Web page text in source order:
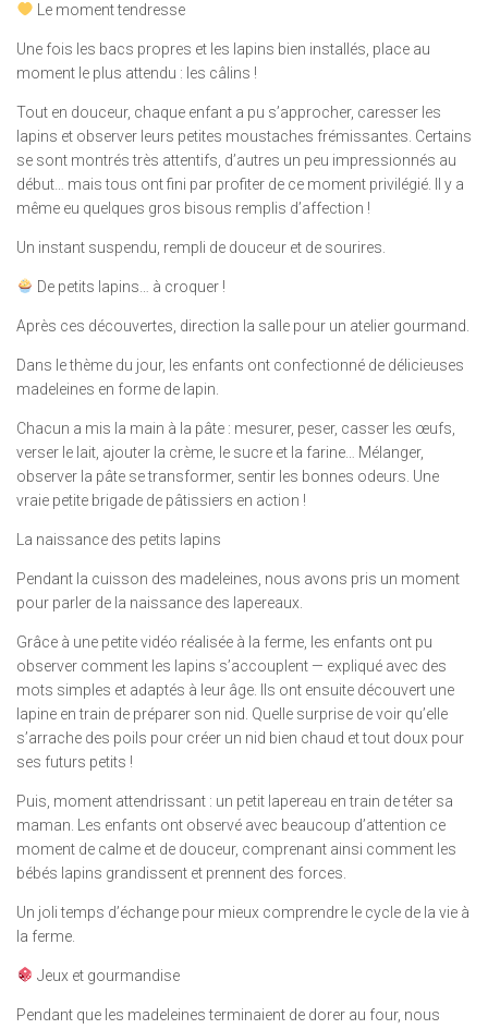
Le moment tendresse
Une fois les bacs propres et les lapins bien installés, place au
moment le plus attendu : les câlins !
Tout en douceur, chaque enfant a pu s’approcher, caresser les
lapins et observer leurs petites moustaches frémissantes. Certains
se sont montrés très attentifs, d’autres un peu impressionnés au
début… mais tous ont fini par profiter de ce moment privilégié. Il y a
même eu quelques gros bisous remplis d’affection !
Un instant suspendu, rempli de douceur et de sourires.
De petits lapins… à croquer !
Après ces découvertes, direction la salle pour un atelier gourmand.
Dans le thème du jour, les enfants ont confectionné de délicieuses
madeleines en forme de lapin.
Chacun a mis la main à la pâte : mesurer, peser, casser les œufs,
verser le lait, ajouter la crème, le sucre et la farine… Mélanger,
observer la pâte se transformer, sentir les bonnes odeurs. Une
vraie petite brigade de pâtissiers en action !
La naissance des petits lapins
Pendant la cuisson des madeleines, nous avons pris un moment
pour parler de la naissance des lapereaux.
Grâce à une petite vidéo réalisée à la ferme, les enfants ont pu
observer comment les lapins s’accouplent — expliqué avec des
mots simples et adaptés à leur âge. Ils ont ensuite découvert une
lapine en train de préparer son nid. Quelle surprise de voir qu’elle
s’arrache des poils pour créer un nid bien chaud et tout doux pour
ses futurs petits !
Puis, moment attendrissant : un petit lapereau en train de téter sa
maman. Les enfants ont observé avec beaucoup d’attention ce
moment de calme et de douceur, comprenant ainsi comment les
bébés lapins grandissent et prennent des forces.
Un joli temps d’échange pour mieux comprendre le cycle de la vie à
la ferme.
Jeux et gourmandise
Pendant que les madeleines terminaient de dorer au four, nous